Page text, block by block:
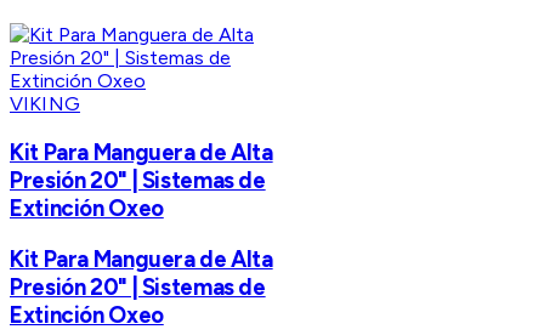
VIKING
Kit Para Manguera de Alta
Presión 20" | Sistemas de
Extinción Oxeo
Kit Para Manguera de Alta
Presión 20" | Sistemas de
Extinción Oxeo